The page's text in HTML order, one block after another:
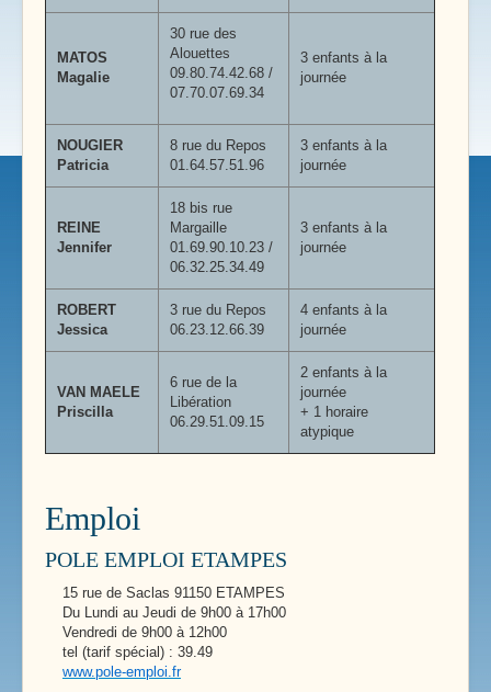
MATOS
Magalie
30 rue des
Alouettes
09.80.74.42.68 /
07.70.07.69.34
3 enfants à la
journée
NOUGIER
Patricia
8 rue du Repos
01.64.57.51.96
3 enfants à la
journée
REINE
Jennifer
18 bis rue
Margaille
01.69.90.10.23 /
06.32.25.34.49
3 enfants à la
journée
ROBERT
Jessica
3 rue du Repos
06.23.12.66.39
4 enfants à la
journée
VAN MAELE
Priscilla
6 rue de la
Libération
06.29.51.09.15
2 enfants à la
journée
+ 1 horaire
atypique
Emploi
POLE EMPLOI ETAMPES
15 rue de Saclas 91150 ETAMPES
Du Lundi au Jeudi de 9h00 à 17h00
Vendredi de 9h00 à 12h00
tel (tarif spécial) : 39.49
www.pole-emploi.fr